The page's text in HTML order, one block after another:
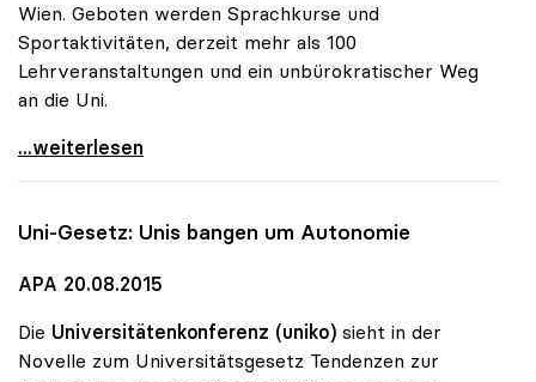
Wien. Geboten werden Sprachkurse und
Sportaktivitäten, derzeit mehr als 100
Lehrveranstaltungen und ein unbürokratischer Weg
an die Uni.
Flüchtlinge - Universitäten wollen „Ort der
...weiterlesen
Uni-Gesetz: Unis bangen um Autonomie
APA 20.08.2015
Die Universitätenkonferenz (uniko) sieht in der
Novelle zum Universitätsgesetz Tendenzen zur